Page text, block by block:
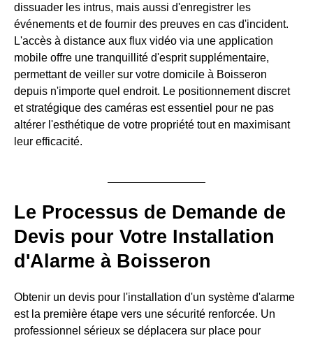
dissuader les intrus, mais aussi d'enregistrer les
événements et de fournir des preuves en cas d'incident.
L'accès à distance aux flux vidéo via une application
mobile offre une tranquillité d'esprit supplémentaire,
permettant de veiller sur votre domicile à Boisseron
depuis n'importe quel endroit. Le positionnement discret
et stratégique des caméras est essentiel pour ne pas
altérer l'esthétique de votre propriété tout en maximisant
leur efficacité.
Le Processus de Demande de
Devis pour Votre Installation
d'Alarme à Boisseron
Obtenir un devis pour l'installation d'un système d'alarme
est la première étape vers une sécurité renforcée. Un
professionnel sérieux se déplacera sur place pour